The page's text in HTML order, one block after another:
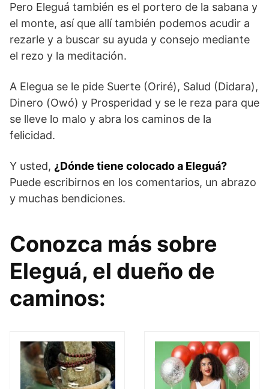
Pero Eleguá también es el portero de la sabana y
el monte, así que allí también podemos acudir a
rezarle y a buscar su ayuda y consejo mediante
el rezo y la meditación.
A Elegua se le pide Suerte (Oriré), Salud (Didara),
Dinero (Owó) y Prosperidad y se le reza para que
se lleve lo malo y abra los caminos de la
felicidad.
Y usted, ¿Dónde tiene colocado a Eleguá?
Puede escribirnos en los comentarios, un abrazo
y muchas bendiciones.
Conozca más sobre
Eleguá, el dueño de
caminos: